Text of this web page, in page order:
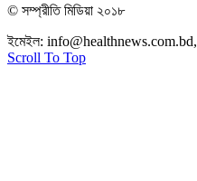
© সম্প্রীতি মিডিয়া ২০১৮
ইমেইল: info@healthnews.com.bd,
Scroll To Top